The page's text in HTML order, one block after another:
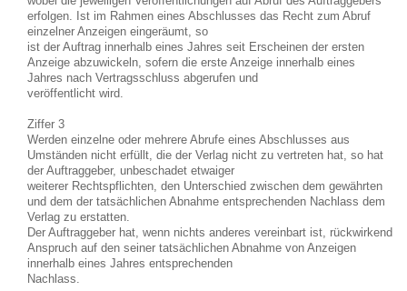
erfolgen. Ist im Rahmen eines Abschlusses das Recht zum Abruf
einzelner Anzeigen eingeräumt, so
ist der Auftrag innerhalb eines Jahres seit Erscheinen der ersten
Anzeige abzuwickeln, sofern die erste Anzeige innerhalb eines
Jahres nach Vertragsschluss abgerufen und
veröffentlicht wird.
Ziffer 3
Werden einzelne oder mehrere Abrufe eines Abschlusses aus
Umständen nicht erfüllt, die der Verlag nicht zu vertreten hat, so hat
der Auftraggeber, unbeschadet etwaiger
weiterer Rechtspflichten, den Unterschied zwischen dem gewährten
und dem der tatsächlichen Abnahme entsprechenden Nachlass dem
Verlag zu erstatten.
Der Auftraggeber hat, wenn nichts anderes vereinbart ist, rückwirkend
Anspruch auf den seiner tatsächlichen Abnahme von Anzeigen
innerhalb eines Jahres entsprechenden
Nachlass.